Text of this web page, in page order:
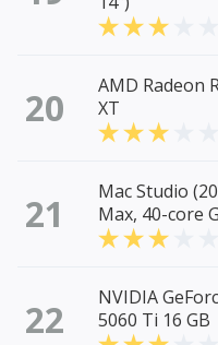
20
AMD Radeon
XT
21
Mac Studio
Max, 40-core
22
NVIDIA
5060 Ti 16 GB